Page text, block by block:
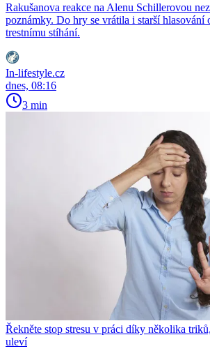
Rakušanova reakce na Alenu Schillerovou
poznámky. Do hry se vrátila i starší
trestnímu stíhání.
In-lifestyle.cz
dnes, 08:16
3 min
Řekněte stop stresu v práci díky několika
uleví